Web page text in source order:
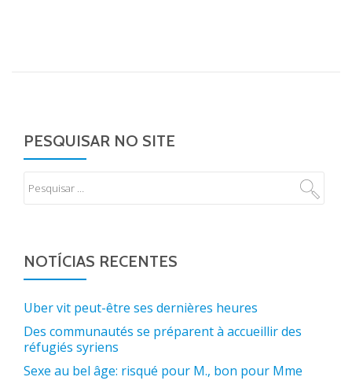
PESQUISAR NO SITE
NOTÍCIAS RECENTES
Uber vit peut-être ses dernières heures
Des communautés se préparent à accueillir des
réfugiés syriens
Sexe au bel âge: risqué pour M., bon pour Mme